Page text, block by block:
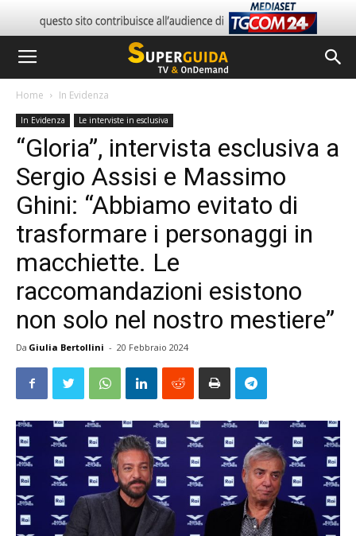
Home In Evidenza
In Evidenza Le interviste in esclusiva
“Gloria”, intervista esclusiva a
Sergio Assisi e Massimo
Ghini: “Abbiamo evitato di
trasformare i personaggi in
macchiette. Le
raccomandazioni esistono
non solo nel nostro mestiere”
Da Giulia Bertollini - 20 Febbraio 2024